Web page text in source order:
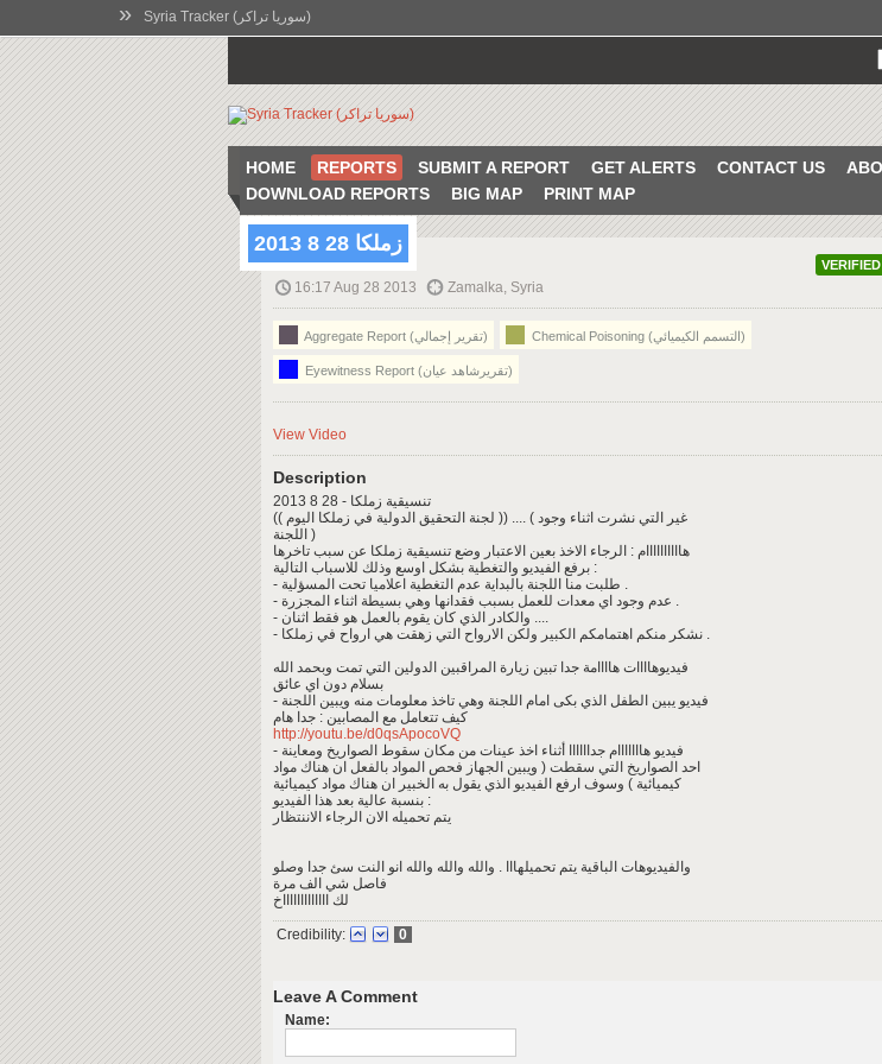
» Syria Tracker (سوريا تراكر)
HOME REPORTS SUBMIT A REPORT GET ALERTS CONTACT US
DOWNLOAD REPORTS
BIG MAP PRINT MAP
VERIFIED
زملكا 28 8 2013
16:17 Aug 28 2013 Zamalka, Syria
Aggregate Report (تقرير إجمالي) Chemical Poisoning (التسمم الكيميائي)
Eyewitness Report (تقريرشاهد عيان)
View Video
Description
تنسيقية زملكا - 28 8 2013
(( لجنة التحقيق الدولية في زملكا اليوم )) .... ( غير التي نشرت اثناء وجود
اللجنة )
هاااااااااام : الرجاء الاخذ بعين الاعتبار وضع تنسيقية زملكا عن سبب تاخرها
برفع الفيديو والتغطية بشكل اوسع وذلك للاسباب التالية :
- طلبت منا اللجنة بالبداية عدم التغطية اعلاميا تحت المسؤلية .
- عدم وجود اي معدات للعمل بسبب فقدانها وهي بسيطة اثناء المجزرة .
- والكادر الذي كان يقوم بالعمل هو فقط اثنان ....
- نشكر منكم اهتمامكم الكبير ولكن الارواح التي زهقت هي ارواح في زملكا .
فيديوهاااات هاااامة جدا تبين زيارة المراقبين الدولين التي تمت وبحمد الله
بسلام دون اي عائق
- فيديو يبين الطفل الذي بكى امام اللجنة وهي تاخذ معلومات منه ويبين اللجنة
كيف تتعامل مع المصابين : جدا هام
http://youtu.be/d0qsApocoVQ
- فيديو هااااااام جداااااا أثناء اخذ عينات من مكان سقوط الصواريخ ومعاينة
احد الصواريخ التي سقطت ( ويبين الجهاز فحص المواد بالفعل ان هناك مواد
كيميائية ) وسوف ارفع الفيديو الذي يقول به الخبير ان هناك مواد كيميائية
بنسبة عالية بعد هذا الفيديو :
يتم تحميله الان الرجاء الاننتظار
والفيديوهات الباقية يتم تحميلهااا . والله والله والله انو النت سئ جدا وصلو
فاصل شي الف مرة
لك اااااااااااااخ
Credibility: 0
Leave A Comment
Name: